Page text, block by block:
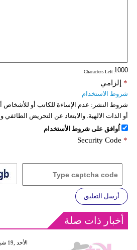
: Characters Left
إلزامي *
شروط الاستخدام
شروط النشر: عدم الإساءة للكاتب أو للأشخاص
أو الذات الالهية. والابتعاد عن التحريض الطائفي
اُوافق على شروط الأستخدام
Security Code *
أرسل التعليق
أخبار ذات صلة
GMT 12:36 2023 الأحد ,19 شباط / فبراير